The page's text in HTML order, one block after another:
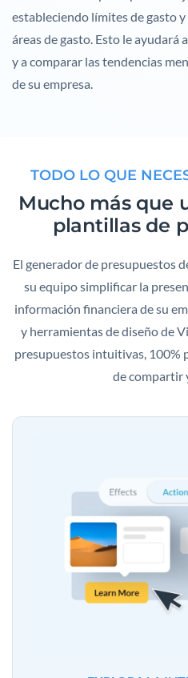
estableciendo límites de gasto
áreas de gasto. Esto le ayudará
y a comparar las tendencias
de su empresa.
TODO LO QUE
Mucho más que
plantillas de
El generador de presupuestos
su equipo simplificar la
información financiera de su
y herramientas de diseño de
presupuestos intuitivas, 100%
de compartir